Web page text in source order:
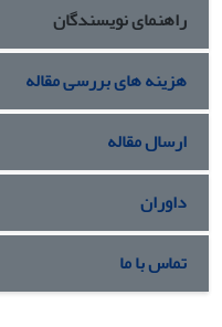
راهنمای نویسندگان
هزینه های بررسی مقاله
ارسال مقاله
داوران
تماس با ما